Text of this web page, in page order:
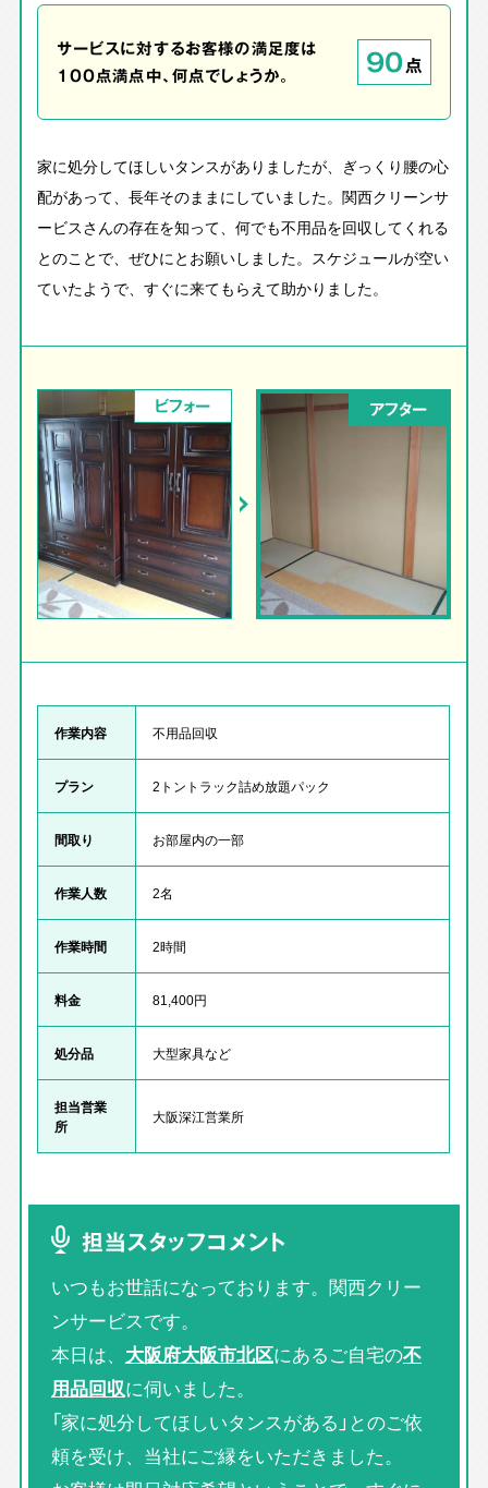
サービスに対するお客様の満足度は
100点満点中、何点でしょうか。
90点
家に処分してほしいタンスがありましたが、ぎっくり腰の心
配があって、長年そのままにしていました。関西クリーンサ
ービスさんの存在を知って、何でも不用品を回収してくれる
とのことで、ぜひにとお願いしました。スケジュールが空い
ていたようで、すぐに来てもらえて助かりました。
ビフォー アフター
作業内容 不用品回収
プラン 2トントラック詰め放題パック
間取り お部屋内の一部
作業人数 2名
作業時間 2時間
料金 81,400円
処分品 大型家具など
担当営業
所
大阪深江営業所
担当スタッフコメント
いつもお世話になっております。関西クリー
ンサービスです。
本日は、 大阪府大阪市北区にあるご自宅の不
用品回収に伺いました。
「家に処分してほしいタンスがある」とのご依
頼を受け、当社にご縁をいただきました。